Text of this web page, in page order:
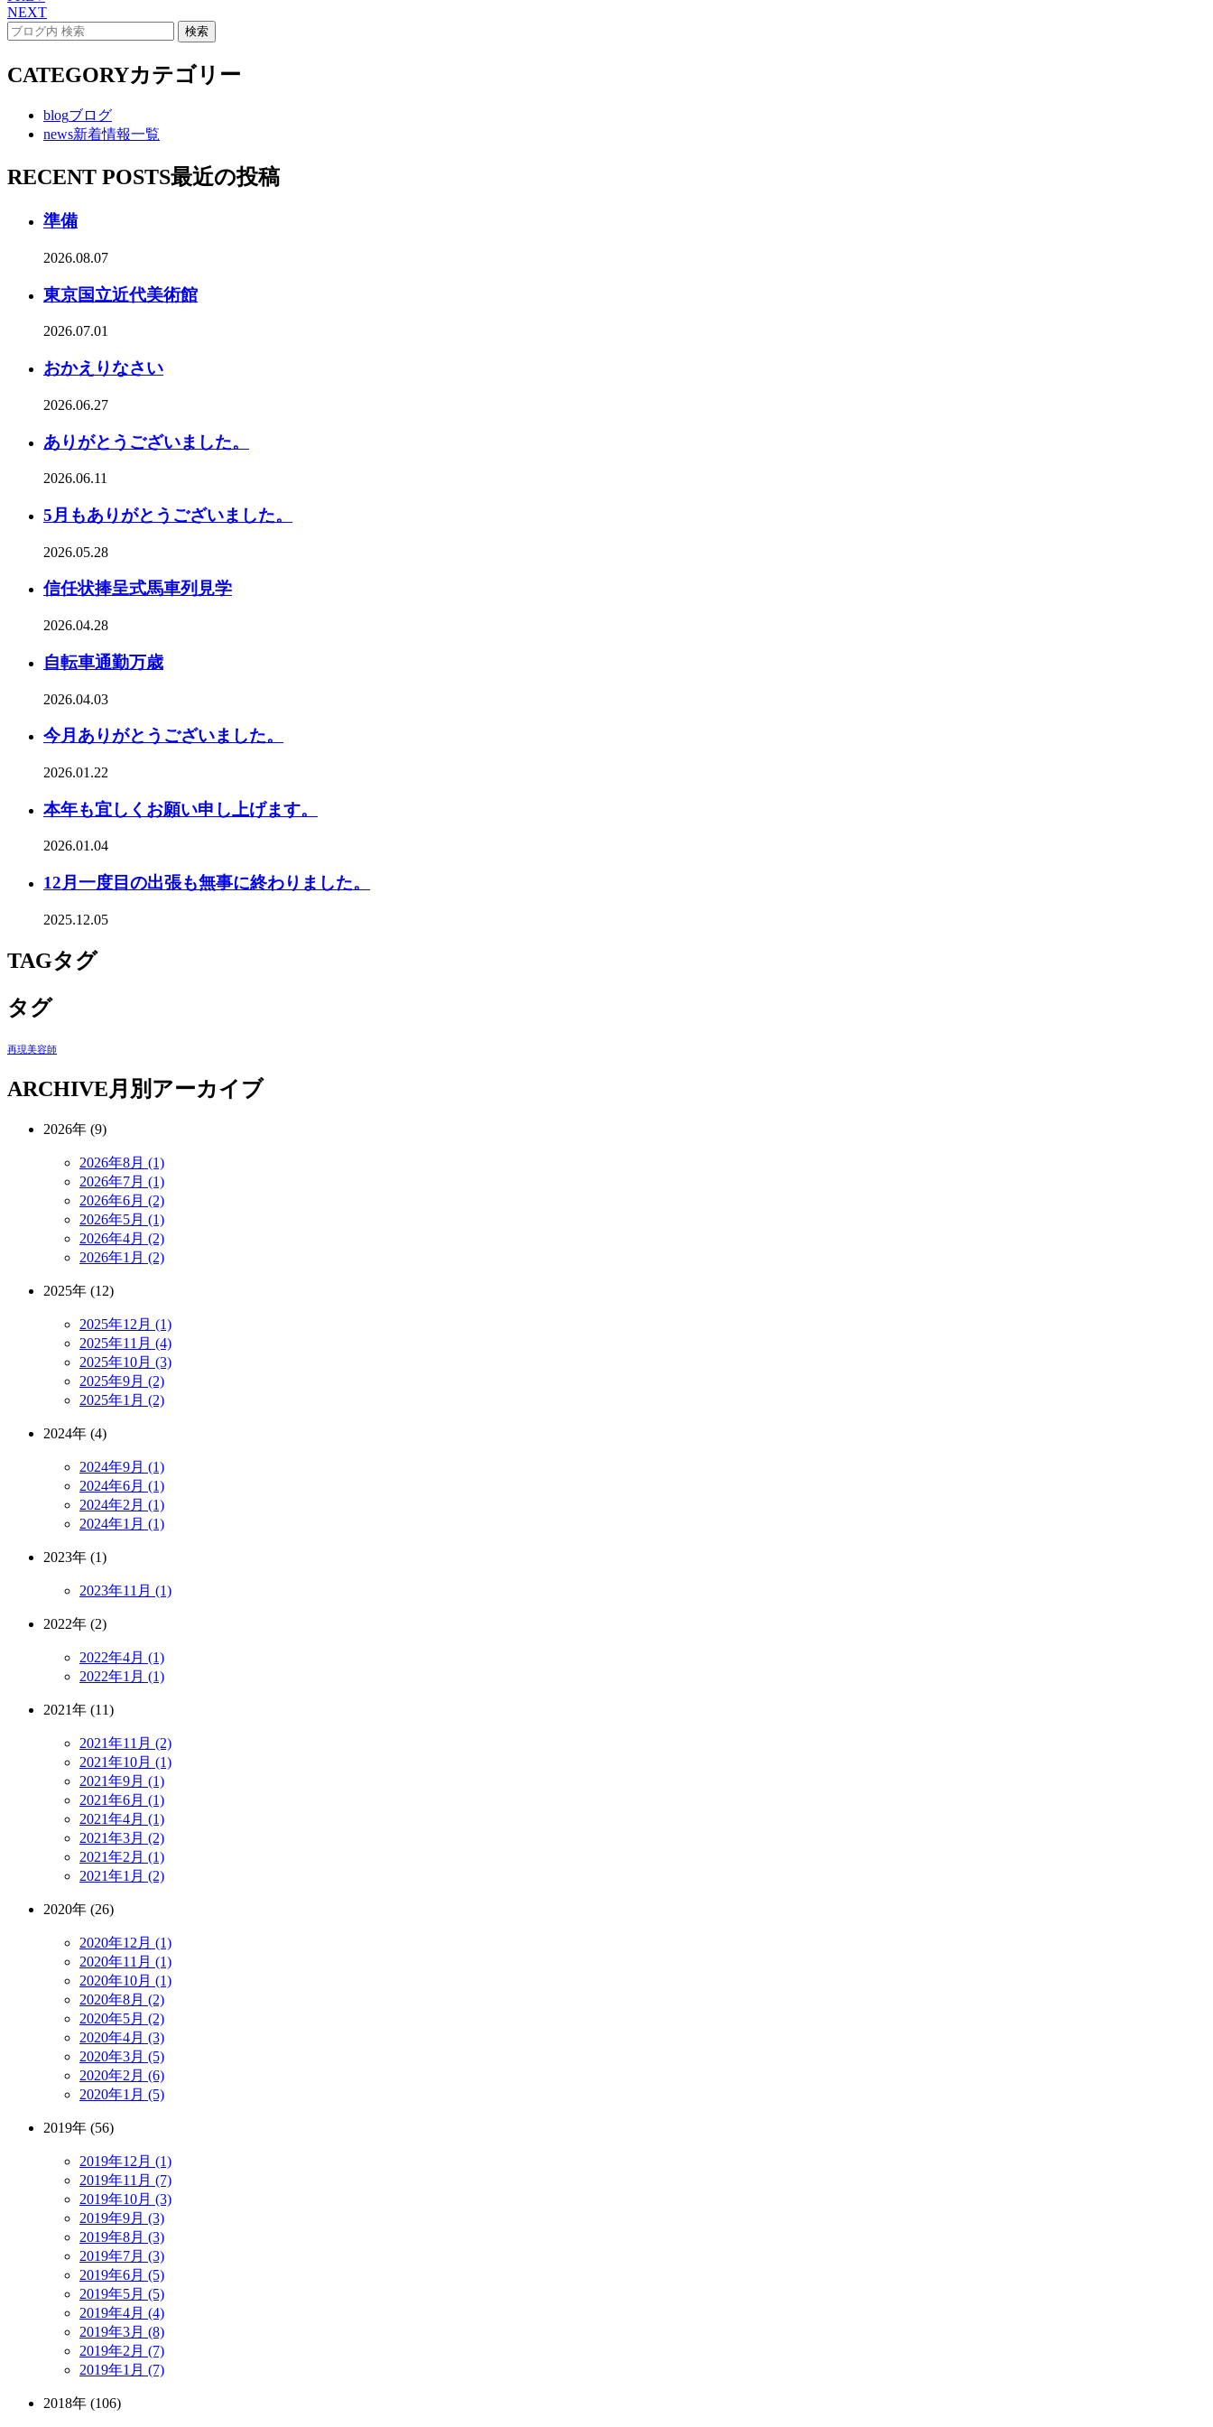
NEXT
CATEGORYカテゴリー
blogブログ
news新着情報一覧
RECENT POSTS最近の投稿
準備
2026.08.07
東京国立近代美術館
2026.07.01
おかえりなさい
2026.06.27
ありがとうございました。
2026.06.11
5月もありがとうございました。
2026.05.28
信任状捧呈式馬車列見学
2026.04.28
自転車通勤万歳
2026.04.03
今月ありがとうございました。
2026.01.22
本年も宜しくお願い申し上げます。
2026.01.04
12月一度目の出張も無事に終わりました。
2025.12.05
TAGタグ
タグ
再現美容師
ARCHIVE月別アーカイブ
2026年 (9)
2026年8月 (1)
2026年7月 (1)
2026年6月 (2)
2026年5月 (1)
2026年4月 (2)
2026年1月 (2)
2025年 (12)
2025年12月 (1)
2025年11月 (4)
2025年10月 (3)
2025年9月 (2)
2025年1月 (2)
2024年 (4)
2024年9月 (1)
2024年6月 (1)
2024年2月 (1)
2024年1月 (1)
2023年 (1)
2023年11月 (1)
2022年 (2)
2022年4月 (1)
2022年1月 (1)
2021年 (11)
2021年11月 (2)
2021年10月 (1)
2021年9月 (1)
2021年6月 (1)
2021年4月 (1)
2021年3月 (2)
2021年2月 (1)
2021年1月 (2)
2020年 (26)
2020年12月 (1)
2020年11月 (1)
2020年10月 (1)
2020年8月 (2)
2020年5月 (2)
2020年4月 (3)
2020年3月 (5)
2020年2月 (6)
2020年1月 (5)
2019年 (56)
2019年12月 (1)
2019年11月 (7)
2019年10月 (3)
2019年9月 (3)
2019年8月 (3)
2019年7月 (3)
2019年6月 (5)
2019年5月 (5)
2019年4月 (4)
2019年3月 (8)
2019年2月 (7)
2019年1月 (7)
2018年 (106)